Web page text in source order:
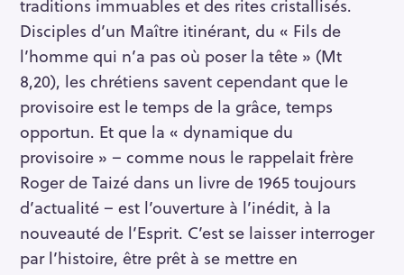
traditions immuables et des rites cristallisés.
Disciples d’un Maître itinérant, du « Fils de
l’homme qui n’a pas où poser la tête » (Mt
8,20), les chrétiens savent cependant que le
provisoire est le temps de la grâce, temps
opportun. Et que la « dynamique du
provisoire » – comme nous le rappelait frère
Roger de Taizé dans un livre de 1965 toujours
d’actualité – est l’ouverture à l’inédit, à la
nouveauté de l’Esprit. C’est se laisser interroger
par l’histoire, être prêt à se mettre en